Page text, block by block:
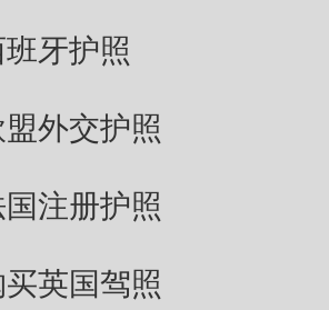
牙护照
外交护照
注册护照
英国驾照